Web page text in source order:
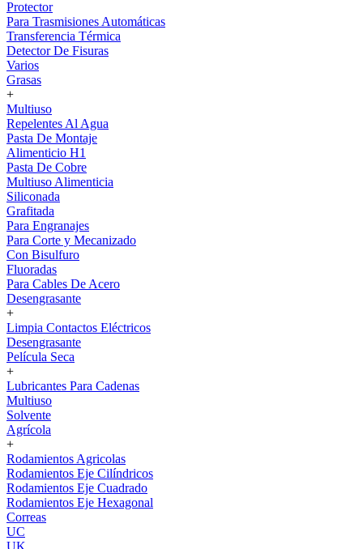
Protector
Para Trasmisiones Automáticas
Transferencia Térmica
Detector De Fisuras
Varios
Grasas
+
Multiuso
Repelentes Al Agua
Pasta De Montaje
Alimenticio H1
Pasta De Cobre
Multiuso Alimenticia
Siliconada
Grafitada
Para Engranajes
Para Corte y Mecanizado
Con Bisulfuro
Fluoradas
Para Cables De Acero
Desengrasante
+
Limpia Contactos Eléctricos
Desengrasante
Película Seca
+
Lubricantes Para Cadenas
Multiuso
Solvente
Agrícola
+
Rodamientos Agricolas
Rodamientos Eje Cilíndricos
Rodamientos Eje Cuadrado
Rodamientos Eje Hexagonal
Correas
UC
UK